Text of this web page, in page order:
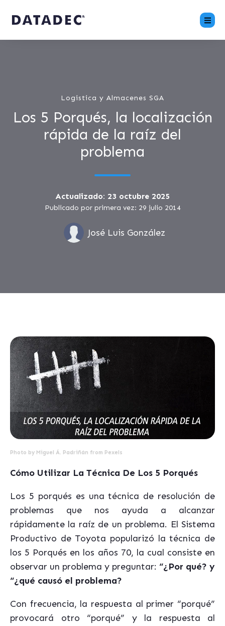
Logistica y Almacenes SGA
Los 5 Porqués, la localización
rápida de la raíz del
problema
Actualizado: 23 octubre 2025
Publicado por primera vez: 29 julio 2014
José Luis González
Photo by Miguel Á. Padriñán from Pexels
Cómo Utilizar La Técnica De Los 5 Porqués
Los 5 porqués es una técnica de resolución de
problemas que nos ayuda a alcanzar
rápidamente la raíz de un problema. El Sistema
Productivo de Toyota popularizó la técnica de
los 5 Porqués en los años 70, la cual consiste en
observar un problema y preguntar: “¿Por qué? y
“¿qué causó el problema?
Con frecuencia, la respuesta al primer “porqué”
provocará otro “porqué” y la respuesta al